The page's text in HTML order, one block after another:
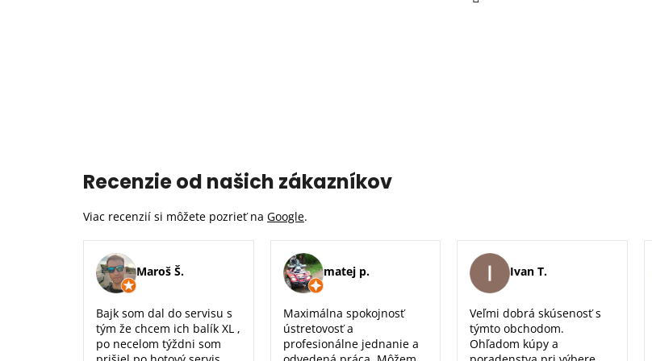
Recenzie od našich zákazníkov
Viac recenzií si môžete pozrieť na Google.
Maroš Š.
Bajk som dal do servisu s
tým že chcem ich balík XL ,
po necelom týždni som
matej p.
Maximálna spokojnosť
ústretovosť a
profesionálne jednanie a
Ivan T.
Veľmi dobrá skúsenosť s
týmto obchodom.
Ohľadom kúpy a